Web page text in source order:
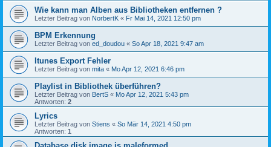
Wie kann man Alben aus Bibliotheken entfernen ?
Letzter Beitrag von NorbertK « Fr Mai 14, 2021 12:50 pm
BPM Erkennung
Letzter Beitrag von ed_doudou « So Apr 18, 2021 9:47 am
Itunes Export Fehler
Letzter Beitrag von mita « Mo Apr 12, 2021 6:46 pm
Playlist in Bibliothek überführen?
Letzter Beitrag von BertS « Mo Apr 12, 2021 5:43 pm
Antworten: 2
Lyrics
Letzter Beitrag von Stiens « So Mär 14, 2021 4:50 pm
Antworten: 1